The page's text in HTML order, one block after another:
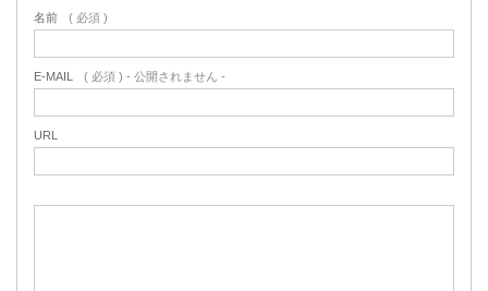
名前 ( 必須 )
E-MAIL ( 必須 ) - 公開されません -
URL